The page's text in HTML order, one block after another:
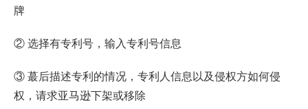
牌
② 选择有专利号，输入专利号信息
③ 蕞后描述专利的情况，专利人信息以及侵权方如何侵
权，请求亚马逊下架或移除